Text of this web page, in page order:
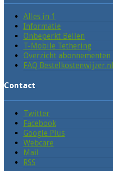
Alles in 1
Informatie
Onbeperkt Bellen
T-Mobile Tethering
Overzicht abonnementen
FAQ Bestelkostenwijzer.nl
Contact
Twitter
Facebook
Google Plus
Webcare
Mail
RSS